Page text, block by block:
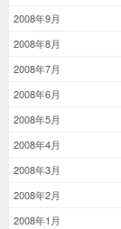
2008年9月
2008年8月
2008年7月
2008年6月
2008年5月
2008年4月
2008年3月
2008年2月
2008年1月